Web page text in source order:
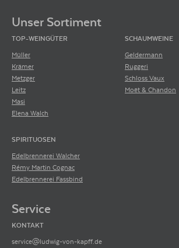
Unser Sortiment
TOP-WEINGÜTER
Müller
Krämer
Metzger
Leitz
Masi
Elena Walch
SCHAUMWEINE
Geldermann
Ruggeri
Schloss Vaux
Moët & Chandon
SPIRITUOSEN
Edelbrennerei Walcher
Rémy Martin Cognac
Edelbrennerei Fassbind
Service
KONTAKT
service@ludwig-von-kapff.de